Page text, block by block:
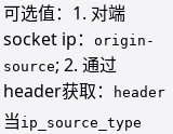
可选值：1. 对端
socket ip：
origin-
source; 2. 通过
header获取：
header
当 ip_source_type